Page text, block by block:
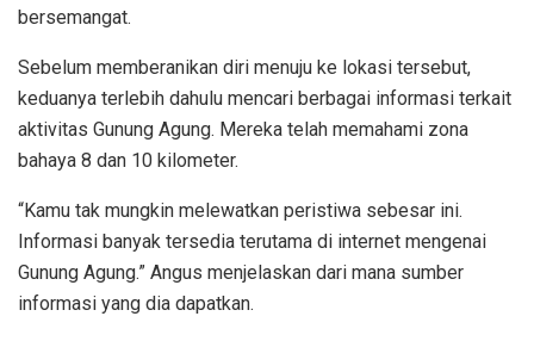
bersemangat.
Sebelum memberanikan diri menuju ke lokasi tersebut,
keduanya terlebih dahulu mencari berbagai informasi terkait
aktivitas Gunung Agung. Mereka telah memahami zona
bahaya 8 dan 10 kilometer.
“Kamu tak mungkin melewatkan peristiwa sebesar ini.
Informasi banyak tersedia terutama di internet mengenai
Gunung Agung.” Angus menjelaskan dari mana sumber
informasi yang dia dapatkan.